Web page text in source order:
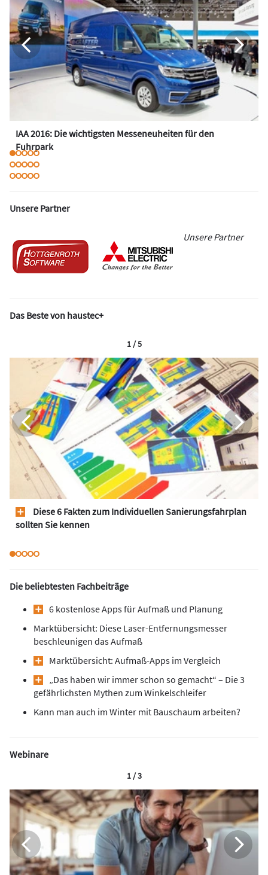
IAA 2016: Die wichtigsten Messeneuheiten für den
Fuhrpark
Unsere Partner
Unsere Partner
Das Beste von haustec+
Diese 6 Fakten zum Individuellen Sanierungsfahrplan
sollten Sie kennen
1 / 5
Die beliebtesten Fachbeiträge
6 kostenlose Apps für Aufmaß und Planung
Marktübersicht: Diese Laser-Entfernungsmesser
beschleunigen das Aufmaß
Marktübersicht: Aufmaß-Apps im Vergleich
„Das haben wir immer schon so gemacht“ – Die 3
gefährlichsten Mythen zum Winkelschleifer
Kann man auch im Winter mit Bauschaum arbeiten?
Webinare
1 / 3